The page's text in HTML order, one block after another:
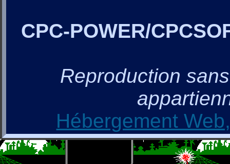
CPC-POWER/
Reproduction
Hébergement